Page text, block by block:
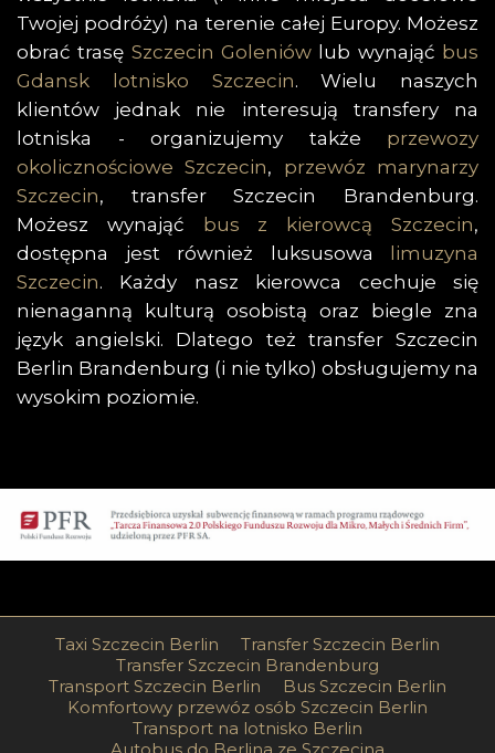
Twojej podróży) na terenie całej Europy. Możesz
obrać trasę Szczecin Goleniów lub wynająć bus
Gdansk lotnisko Szczecin. Wielu naszych
klientów jednak nie interesują transfery na
lotniska - organizujemy także przewozy
okolicznościowe Szczecin, przewóz marynarzy
Szczecin, transfer Szczecin Brandenburg.
Możesz wynająć bus z kierowcą Szczecin,
dostępna jest również luksusowa
limuzyna
Szczecin. Każdy nasz kierowca cechuje się
nienaganną kulturą osobistą oraz biegle zna
język angielski. Dlatego też transfer Szczecin
Berlin Brandenburg (i nie tylko) obsługujemy na
wysokim poziomie.
Taxi Szczecin Berlin
Transfer Szczecin Berlin
Transfer Szczecin Brandenburg
Transport Szczecin Berlin
Bus Szczecin Berlin
Komfortowy przewóz osób Szczecin Berlin
Transport na lotnisko Berlin